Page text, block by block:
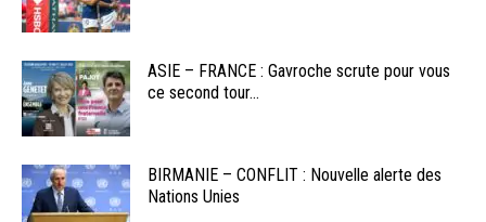
ASIE – FRANCE : Gavroche scrute pour vous
ce second tour...
BIRMANIE – CONFLIT : Nouvelle alerte des
Nations Unies